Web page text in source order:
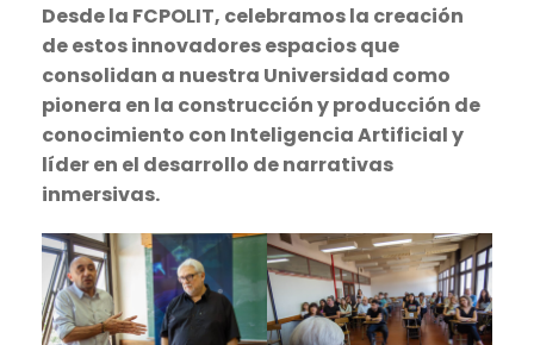
Desde la FCPOLIT, celebramos la creación
de estos innovadores espacios que
consolidan a nuestra Universidad como
pionera en la construcción y producción de
conocimiento con Inteligencia Artificial y
líder en el desarrollo de narrativas
inmersivas.